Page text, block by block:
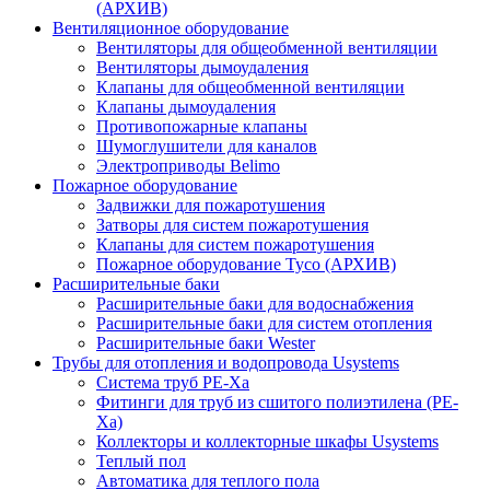
(АРХИВ)
Вентиляционное оборудование
Вентиляторы для общеобменной вентиляции
Вентиляторы дымоудаления
Клапаны для общеобменной вентиляции
Клапаны дымоудаления
Противопожарные клапаны
Шумоглушители для каналов
Электроприводы Belimo
Пожарное оборудование
Задвижки для пожаротушения
Затворы для систем пожаротушения
Клапаны для систем пожаротушения
Пожарное оборудование Tyco (АРХИВ)
Расширительные баки
Расширительные баки для водоснабжения
Расширительные баки для систем отопления
Расширительные баки Wester
Трубы для отопления и водопровода Usystems
Система труб PE-Xa
Фитинги для труб из сшитого полиэтилена (PE-
Xa)
Коллекторы и коллекторные шкафы Usystems
Теплый пол
Автоматика для теплого пола